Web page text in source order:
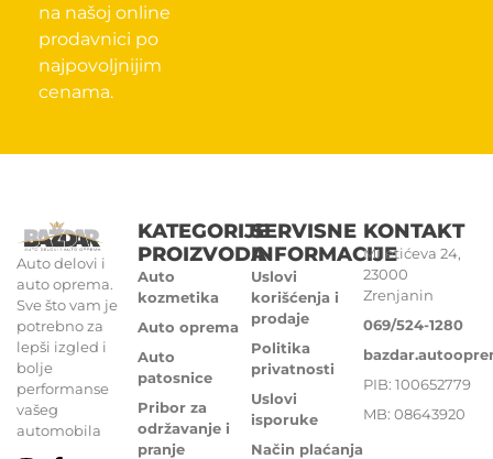
na našoj online
prodavnici po
najpovoljnijim
cenama.
Auto delovi i
auto oprema.
Sve što vam je
potrebno za
lepši izgled i
bolje
performanse
vašeg
automobila
KATEGORIJE
PROIZVODA
Auto
kozmetika
Auto oprema
Auto
patosnice
Pribor za
održavanje i
pranje
SERVISNE
INFORMACIJE
Uslovi
korišćenja i
prodaje
Politika
privatnosti
Uslovi
isporuke
Način plaćanja
KONTAKT
Miletićeva 24,
23000
Zrenjanin
069/524-1280
PIB: 100652779
MB: 08643920